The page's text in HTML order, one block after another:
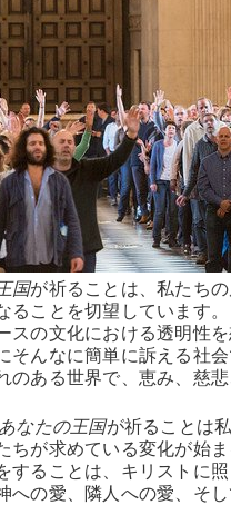
国が祈ることは、私たち
ることを切望しています。
スの文化における透明性を
そんなに簡単に訴える社
のある世界で、恵み、慈
あなたの王国が祈ることは
ちが求めている変化が始ま
することは、キリストに
への愛、隣人への愛、そ